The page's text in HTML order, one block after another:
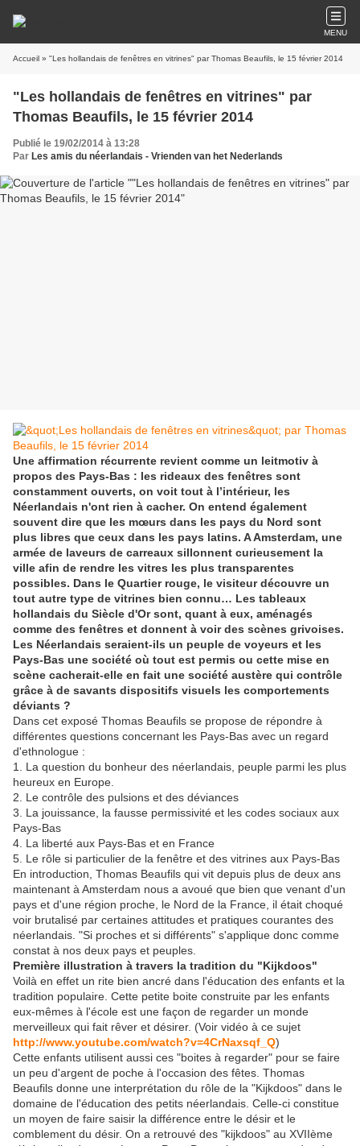
MENU
Accueil » "Les hollandais de fenêtres en vitrines" par Thomas Beaufils, le 15 février 2014
"Les hollandais de fenêtres en vitrines" par
Thomas Beaufils, le 15 février 2014
Publié le 19/02/2014 à 13:28
Par Les amis du néerlandais - Vrienden van het Nederlands
Une affirmation récurrente revient comme un leitmotiv à
propos des Pays-Bas : les rideaux des fenêtres sont
constamment ouverts, on voit tout à l’intérieur, les
Néerlandais n'ont rien à cacher. On entend également
souvent dire que les mœurs dans les pays du Nord sont
plus libres que ceux dans les pays latins. A Amsterdam, une
armée de laveurs de carreaux sillonnent curieusement la
ville afin de rendre les vitres les plus transparentes
possibles. Dans le Quartier rouge, le visiteur découvre un
tout autre type de vitrines bien connu… Les tableaux
hollandais du Siècle d'Or sont, quant à eux, aménagés
comme des fenêtres et donnent à voir des scènes grivoises.
Les Néerlandais seraient-ils un peuple de voyeurs et les
Pays-Bas une société où tout est permis ou cette mise en
scène cacherait-elle en fait une société austère qui contrôle
grâce à de savants dispositifs visuels les comportements
déviants ?
Dans cet exposé Thomas Beaufils se propose de répondre à
différentes questions concernant les Pays-Bas avec un regard
d'ethnologue :
1. La question du bonheur des néerlandais, peuple parmi les plus
heureux en Europe.
2. Le contrôle des pulsions et des déviances
3. La jouissance, la fausse permissivité et les codes sociaux aux
Pays-Bas
4. La liberté aux Pays-Bas et en France
5. Le rôle si particulier de la fenêtre et des vitrines aux Pays-Bas
En introduction, Thomas Beaufils qui vit depuis plus de deux ans
maintenant à Amsterdam nous a avoué que bien que venant d'un
pays et d'une région proche, le Nord de la France, il était choqué
voir brutalisé par certaines attitudes et pratiques courantes des
néerlandais. "Si proches et si différents" s'applique donc comme
constat à nos deux pays et peuples.
Première illustration à travers la tradition du "Kijkdoos"
Voilà en effet un rite bien ancré dans l'éducation des enfants et la
tradition populaire. Cette petite boite construite par les enfants
eux-mêmes à l'école est une façon de regarder un monde
merveilleux qui fait rêver et désirer. (Voir vidéo à ce sujet
http://www.youtube.com/watch?v=4CrNaxsqf_Q)
Cette enfants utilisent aussi ces "boites à regarder" pour se faire
un peu d'argent de poche à l'occasion des fêtes. Thomas
Beaufils donne une interprétation du rôle de la "Kijkdoos" dans le
domaine de l'éducation des petits néerlandais. Celle-ci constitue
un moyen de faire saisir la différence entre le désir et le
comblement du désir. On a retrouvé des "kijkdoos" au XVIIème